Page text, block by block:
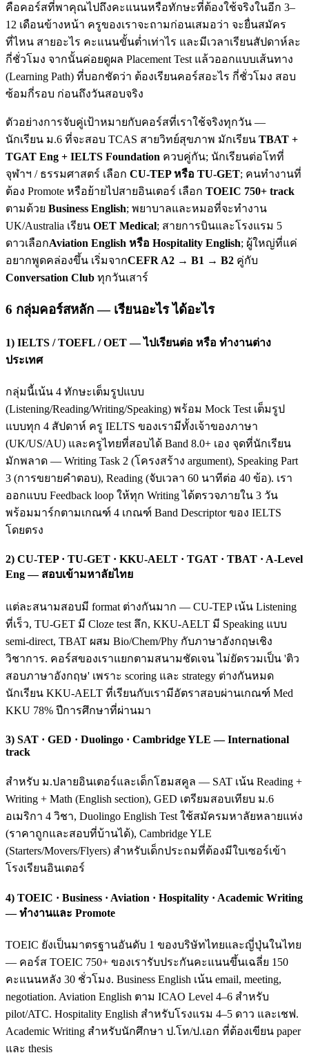
คือคอร์สที่พาคุณไปถึงคะแนนหรือทักษะที่ต้องใช้จริงในอีก 3–
12 เดือนข้างหน้า ครูของเราจะถามก่อนเสมอว่า จะยื่นสมัคร
ที่ไหน สายอะไร คะแนนขั้นต่ำเท่าไร และมีเวลาเรียนสัปดาห์ละ
กี่ชั่วโมง จากนั้นค่อยดูผล Placement Test แล้วออกแบบเส้นทาง
(Learning Path) ที่บอกชัดว่า ต้องเรียนคอร์สอะไร กี่ชั่วโมง สอบ
ซ้อมกี่รอบ ก่อนถึงวันสอบจริง
ตัวอย่างการจับคู่เป้าหมายกับคอร์สที่เราใช้จริงทุกวัน —
นักเรียน ม.6 ที่จะสอบ TCAS สายวิทย์สุขภาพ มักเรียน TBAT +
TGAT Eng + IELTS Foundation ควบคู่กัน; นักเรียนต่อโทที่
จุฬาฯ / ธรรมศาสตร์ เลือก CU-TEP หรือ TU-GET; คนทำงานที่
ต้อง Promote หรือย้ายไปสายอินเตอร์ เลือก TOEIC 750+ track
ตามด้วย Business English; พยาบาลและหมอที่จะทำงาน
UK/Australia เรียน OET Medical; สายการบินและโรงแรม 5
ดาวเลือกAviation English หรือ Hospitality English; ผู้ใหญ่ที่แค่
อยากพูดคล่องขึ้น เริ่มจากCEFR A2 → B1 → B2 คู่กับ
Conversation Club ทุกวันเสาร์
6 กลุ่มคอร์สหลัก — เรียนอะไร ได้อะไร
1) IELTS / TOEFL / OET — ไปเรียนต่อ หรือ ทำงานต่าง
ประเทศ
กลุ่มนี้เน้น 4 ทักษะเต็มรูปแบบ
(Listening/Reading/Writing/Speaking) พร้อม Mock Test เต็มรูป
แบบทุก 4 สัปดาห์ ครู IELTS ของเรามีทั้งเจ้าของภาษา
(UK/US/AU) และครูไทยที่สอบได้ Band 8.0+ เอง จุดที่นักเรียน
มักพลาด — Writing Task 2 (โครงสร้าง argument), Speaking Part
3 (การขยายคำตอบ), Reading (จับเวลา 60 นาทีต่อ 40 ข้อ). เรา
ออกแบบ Feedback loop ให้ทุก Writing ได้ตรวจภายใน 3 วัน
พร้อมมาร์กตามเกณฑ์ 4 เกณฑ์ Band Descriptor ของ IELTS
โดยตรง
2) CU-TEP · TU-GET · KKU-AELT · TGAT · TBAT · A-Level
Eng — สอบเข้ามหาลัยไทย
แต่ละสนามสอบมี format ต่างกันมาก — CU-TEP เน้น Listening
ที่เร็ว, TU-GET มี Cloze test ลึก, KKU-AELT มี Speaking แบบ
semi-direct, TBAT ผสม Bio/Chem/Phy กับภาษาอังกฤษเชิง
วิชาการ. คอร์สของเราแยกตามสนามชัดเจน ไม่ยัดรวมเป็น 'ติว
สอบภาษาอังกฤษ' เพราะ scoring และ strategy ต่างกันหมด
นักเรียน KKU-AELT ที่เรียนกับเรามีอัตราสอบผ่านเกณฑ์ Med
KKU 78% ปีการศึกษาที่ผ่านมา
3) SAT · GED · Duolingo · Cambridge YLE — International
track
สำหรับ ม.ปลายอินเตอร์และเด็กโฮมสคูล — SAT เน้น Reading +
Writing + Math (English section), GED เตรียมสอบเทียบ ม.6
อเมริกา 4 วิชา, Duolingo English Test ใช้สมัครมหาลัยหลายแห่ง
(ราคาถูกและสอบที่บ้านได้), Cambridge YLE
(Starters/Movers/Flyers) สำหรับเด็กประถมที่ต้องมีใบเซอร์เข้า
โรงเรียนอินเตอร์
4) TOEIC · Business · Aviation · Hospitality · Academic Writing
— ทำงานและ Promote
TOEIC ยังเป็นมาตรฐานอันดับ 1 ของบริษัทไทยและญี่ปุ่นในไทย
— คอร์ส TOEIC 750+ ของเรารับประกันคะแนนขึ้นเฉลี่ย 150
คะแนนหลัง 30 ชั่วโมง. Business English เน้น email, meeting,
negotiation. Aviation English ตาม ICAO Level 4–6 สำหรับ
pilot/ATC. Hospitality English สำหรับโรงแรม 4–5 ดาว และเชฟ.
Academic Writing สำหรับนักศึกษา ป.โท/ป.เอก ที่ต้องเขียน paper
และ thesis